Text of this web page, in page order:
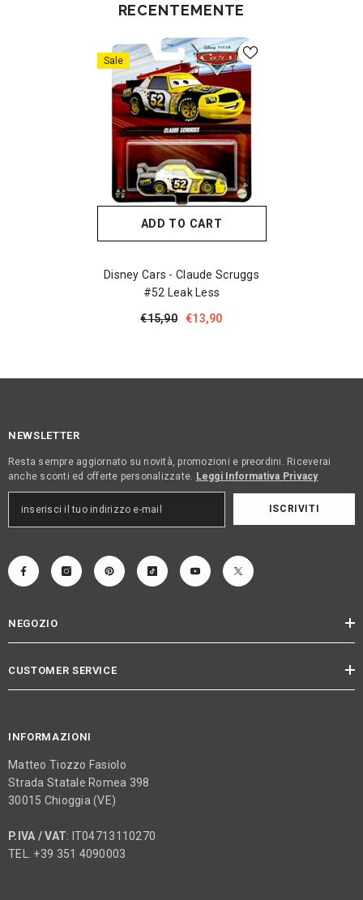
RECENTEMENTE
Sale
ADD TO CART
Disney Cars - Claude Scruggs
#52 Leak Less
€15,90
€13,90
NEWSLETTER
Resta sempre aggiornato su novità, promozioni e preordini. Riceverai
anche sconti ed offerte personalizzate. Leggi Informativa Privacy
ISCRIVITI
NEGOZIO
CUSTOMER SERVICE
INFORMAZIONI
Matteo Tiozzo Fasiolo
Strada Statale Romea 398
30015 Chioggia (VE)
P.IVA / VAT: IT04713110270
TEL. +39 351 4090003